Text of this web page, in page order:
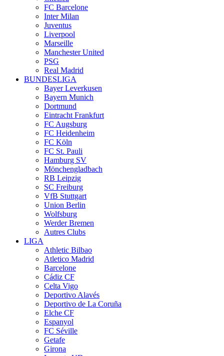
FC Barcelone
Inter Milan
Juventus
Liverpool
Marseille
Manchester United
PSG
Real Madrid
BUNDESLIGA
Bayer Leverkusen
Bayern Munich
Dortmund
Eintracht Frankfurt
FC Augsburg
FC Heidenheim
FC Köln
FC St. Pauli
Hamburg SV
Mönchengladbach
RB Leipzig
SC Freiburg
VfB Stuttgart
Union Berlin
Wolfsburg
Werder Bremen
Autres Clubs
LIGA
Athletic Bilbao
Atletico Madrid
Barcelone
Cádiz CF
Celta Vigo
Deportivo Alavés
Deportivo de La Coruña
Elche CF
Espanyol
FC Séville
Getafe
Girona